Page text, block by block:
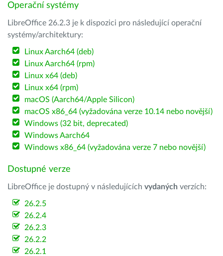
Operační systémy
LibreOffice 26.2.3 je k dispozici pro následující operační
systémy/architektury:
Linux Aarch64 (deb)
Linux Aarch64 (rpm)
Linux x64 (deb)
Linux x64 (rpm)
macOS (Aarch64/Apple Silicon)
macOS x86_64 (vyžadována verze 10.14 nebo novější)
Windows (32 bit, deprecated)
Windows Aarch64
Windows x86_64 (vyžadována verze 7 nebo novější)
Dostupné verze
LibreOffice je dostupný v následujících vydaných verzích:
26.2.5
26.2.4
26.2.3
26.2.2
26.2.1